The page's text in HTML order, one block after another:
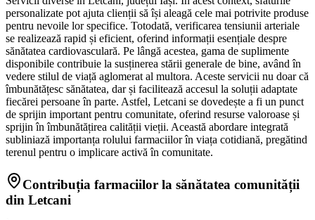
personalizate pot ajuta clienții să își aleagă cele mai potrivite produse
pentru nevoile lor specifice. Totodată, verificarea tensiunii arteriale
se realizează rapid și eficient, oferind informații esențiale despre
sănătatea cardiovasculară. Pe lângă acestea, gama de suplimente
disponibile contribuie la susținerea stării generale de bine, având în
vedere stilul de viață aglomerat al multora. Aceste servicii nu doar că
îmbunătățesc sănătatea, dar și facilitează accesul la soluții adaptate
fiecărei persoane în parte. Astfel, Letcani se dovedește a fi un punct
de sprijin important pentru comunitate, oferind resurse valoroase și
sprijin în îmbunătățirea calității vieții. Această abordare integrată
subliniază importanța rolului farmaciilor în viața cotidiană, pregătind
terenul pentru o implicare activă în comunitate.
Contribuția farmaciilor la sănătatea comunității
din Letcani